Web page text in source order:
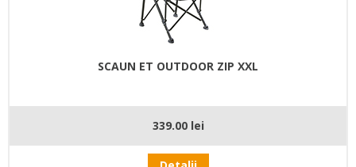
SCAUN ET OUTDOOR ZIP XXL
339.00 lei